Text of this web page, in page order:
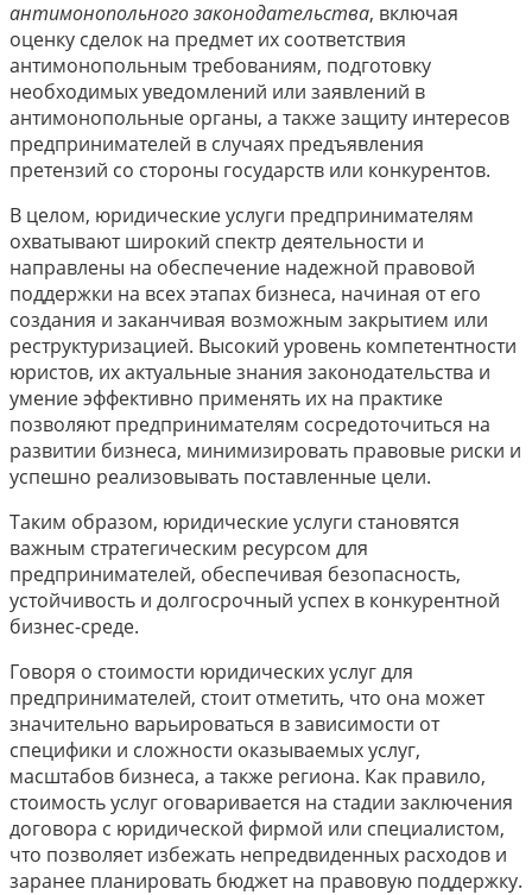
антимонопольного законодательства, включая
оценку сделок на предмет их соответствия
антимонопольным требованиям, подготовку
необходимых уведомлений или заявлений в
антимонопольные органы, а также защиту интересов
предпринимателей в случаях предъявления
претензий со стороны государств или конкурентов.
В целом, юридические услуги предпринимателям
охватывают широкий спектр деятельности и
направлены на обеспечение надежной правовой
поддержки на всех этапах бизнеса, начиная от его
создания и заканчивая возможным закрытием или
реструктуризацией. Высокий уровень компетентности
юристов, их актуальные знания законодательства и
умение эффективно применять их на практике
позволяют предпринимателям сосредоточиться на
развитии бизнеса, минимизировать правовые риски и
успешно реализовывать поставленные цели.
Таким образом, юридические услуги становятся
важным стратегическим ресурсом для
предпринимателей, обеспечивая безопасность,
устойчивость и долгосрочный успех в конкурентной
бизнес-среде.
Говоря о стоимости юридических услуг для
предпринимателей, стоит отметить, что она может
значительно варьироваться в зависимости от
специфики и сложности оказываемых услуг,
масштабов бизнеса, а также региона. Как правило,
стоимость услуг оговаривается на стадии заключения
договора с юридической фирмой или специалистом,
что позволяет избежать непредвиденных расходов и
заранее планировать бюджет на правовую поддержку.